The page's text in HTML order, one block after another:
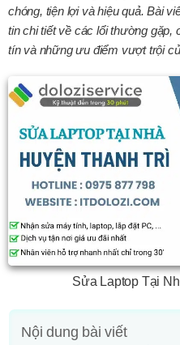
chóng, tiện lợi và hiệu quả. Bài
tin chi tiết về các lổi thường
tín và những ưu điểm vượt trội
Sửa Laptop Tại
Nội dung bài viết